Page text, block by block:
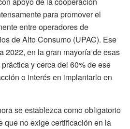
para promover el
entre operadores de
de Alto Consumo (UPAC). Ese
2022, en la gran mayoría de esas
y cerca del 60% de ese
o interés en implantarlo en
se establezca como obligatorio
que no exige certificación en la